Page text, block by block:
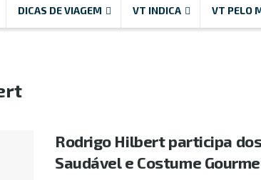
DICAS DE VIAGEM VT INDICA VT PELO
Rodrigo Hilbert participa
Saudável e Costume